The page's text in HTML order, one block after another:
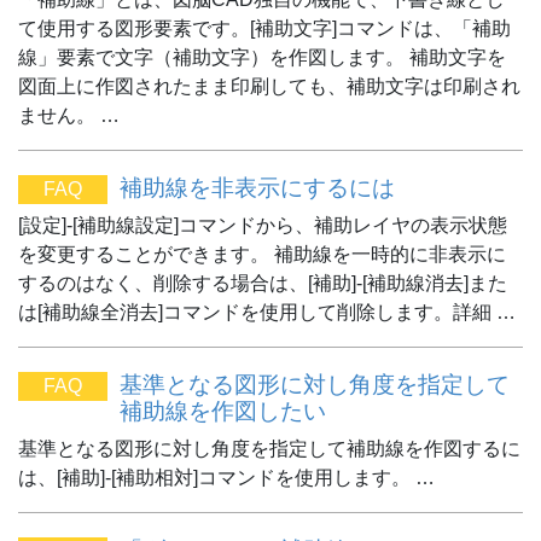
て使用する図形要素です。[補助文字]コマンドは、「補助
線」要素で文字（補助文字）を作図します。 補助文字を
図面上に作図されたまま印刷しても、補助文字は印刷され
ません。 …
FAQ 補助線を非表示にするには
[設定]-[補助線設定]コマンドから、補助レイヤの表示状態
を変更することができます。 補助線を一時的に非表示に
するのはなく、削除する場合は、[補助]-[補助線消去]また
は[補助線全消去]コマンドを使用して削除します。詳細 …
FAQ
基準となる図形に対し角度を指定して
補助線を作図したい
基準となる図形に対し角度を指定して補助線を作図するに
は、[補助]-[補助相対]コマンドを使用します。 …